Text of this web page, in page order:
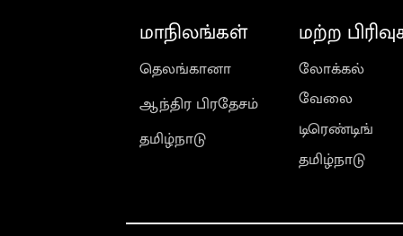
மாநிலங்கள்
தெலங்கானா
ஆந்திர பிரதேசம்
தமிழ்நாடு
மற்ற
லோக்கல்
வேலை
டிரெண்டிங்
தமிழ்நாடு